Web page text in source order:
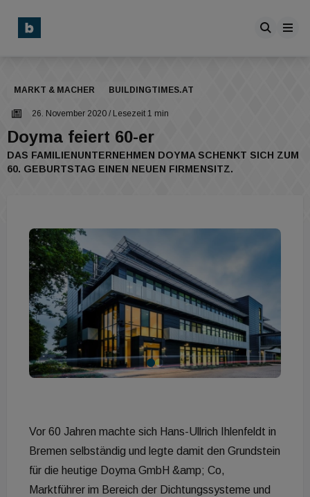
MARKT & MACHER BUILDINGTIMES.AT
26. November 2020 / Lesezeit 1 min
Doyma feiert 60-er
DAS FAMILIENUNTERNEHMEN DOYMA SCHENKT SICH ZUM
60. GEBURTSTAG EINEN NEUEN FIRMENSITZ.
Vor 60 Jahren machte sich Hans-Ullrich Ihlenfeldt in
Bremen selbständig und legte damit den Grundstein
für die heutige Doyma GmbH &amp; Co,
Marktführer im Bereich der Dichtungssysteme und